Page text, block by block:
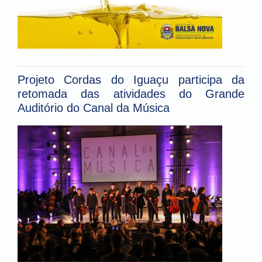
Projeto Cordas do Iguaçu participa da
retomada das atividades do Grande
Auditório do Canal da Música